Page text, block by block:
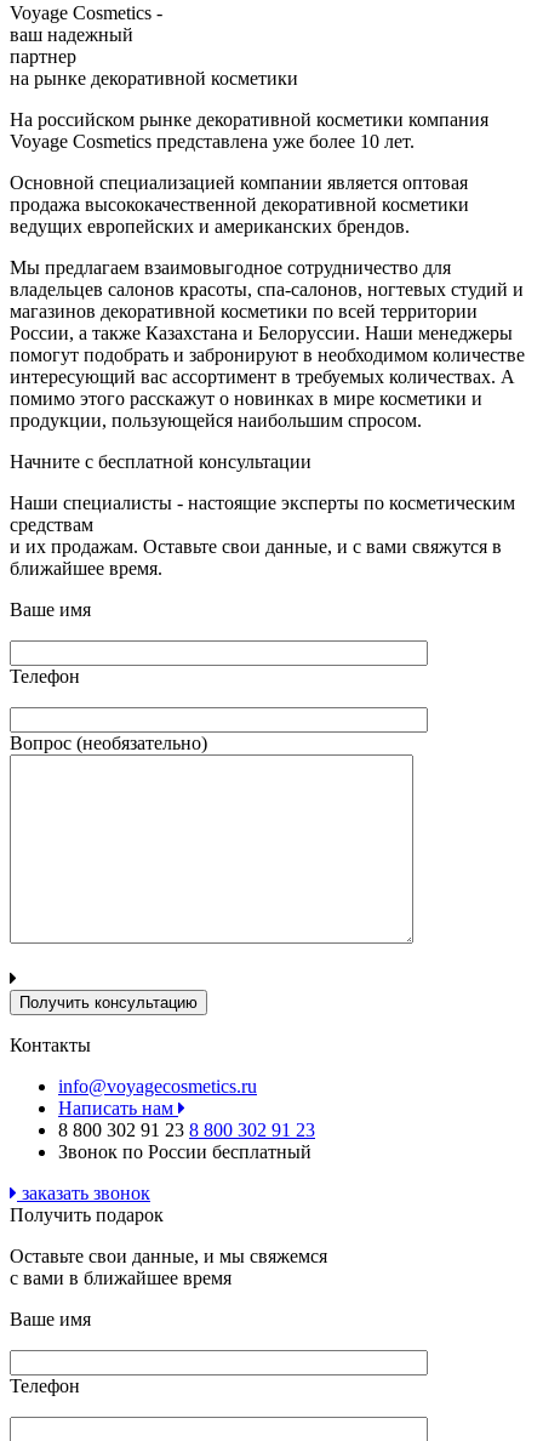
Voyage Cosmetics -
ваш надежный
партнер
на рынке декоративной косметики
На российском рынке декоративной косметики компания
Voyage Cosmetics представлена уже более 10 лет.
Основной специализацией компании является оптовая
продажа высококачественной декоративной косметики
ведущих европейских и американских брендов.
Мы предлагаем взаимовыгодное сотрудничество для
владельцев салонов красоты, спа-салонов, ногтевых студий и
магазинов декоративной косметики по всей территории
России, а также Казахстана и Белоруссии. Наши менеджеры
помогут подобрать и забронируют в необходимом количестве
интересующий вас ассортимент в требуемых количествах. А
помимо этого расскажут о новинках в мире косметики и
продукции, пользующейся наибольшим спросом.
Начните с бесплатной консультации
Наши специалисты - настоящие эксперты по косметическим
средствам
и их продажам. Оставьте свои данные, и с вами свяжутся в
ближайшее время.
Ваше имя
Телефон
Вопрос (необязательно)
Контакты
info@voyagecosmetics.ru
Написать нам
8 800 302 91 23 8 800 302 91 23
Звонок по России бесплатный
заказать звонок
Получить подарок
Оставьте свои данные, и мы свяжемся
с вами в ближайшее время
Ваше имя
Телефон